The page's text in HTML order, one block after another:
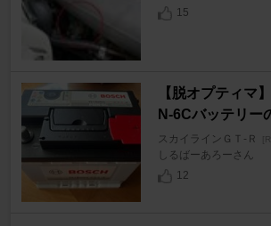
15
【脱オプティマ
N-6Cバッテリー
スカイラインＧＴ‐Ｒ
しるばーあろーさん
12